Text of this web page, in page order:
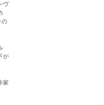
ヴ
の
が
家